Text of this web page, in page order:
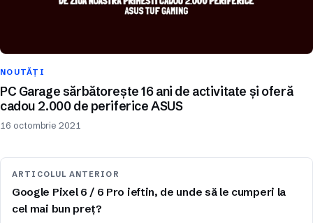
NOUTĂȚI
PC Garage sărbătorește 16 ani de activitate și oferă
cadou 2.000 de periferice ASUS
16 octombrie 2021
ARTICOLUL ANTERIOR
Google Pixel 6 / 6 Pro ieftin, de unde să le cumperi la
cel mai bun preț?